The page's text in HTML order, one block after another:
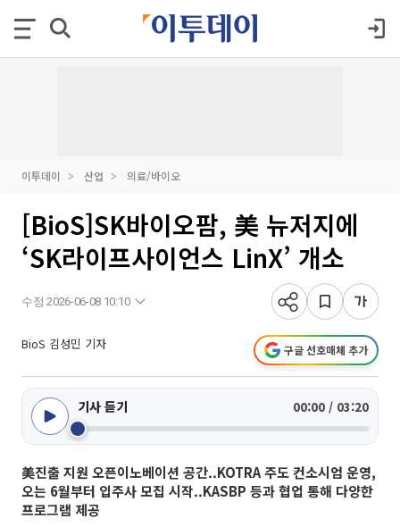
이투데이 산업 의료/바이오
[BioS]SK바이오팜, 美 뉴저지에
‘SK라이프사이언스 LinX’ 개소
수정 2026-06-08 10:10
BioS 김성민 기자 구글 선호매체 추가
기사 듣기 00:00 / 03:20
美진출 지원 오픈이노베이션 공간..KOTRA 주도 컨소시엄 운영,
오는 6월부터 입주사 모집 시작..KASBP 등과 협업 통해 다양한
프로그램 제공